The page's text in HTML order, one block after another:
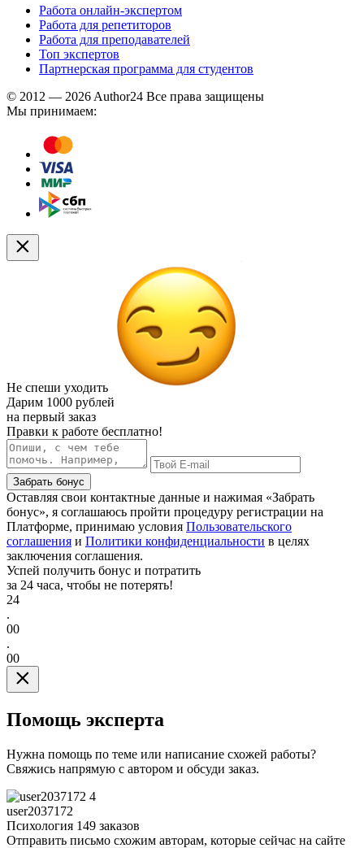
Работа онлайн-экспертом
Работа для репетиторов
Работа для преподавателей
Топ экспертов
Партнерская программа для студентов
© 2012 — 2026 Author24 Все права защищены
Мы принимаем:
Не спеши уходить
Дарим 1000 рублей
на первый заказ
Правки к работе бесплатно!
Забрать бонус
Оставляя свои контактные данные и нажимая «Забрать
бонус», я соглашаюсь пройти процедуру регистрации на
Платформе, принимаю условия Пользовательского
соглашения и Политики конфиденциальности в целях
заключения соглашения.
Успей получить бонус и потратить
за 24 часа, чтобы не потерять!
24
.
00
.
00
Помощь эксперта
Нужна помощь по теме или написание схожей работы?
Свяжись напрямую с автором и обсуди заказ.
4
user2037172
Психология 149 заказов
Отправить письмо схожим авторам, которые сейчас на сайте